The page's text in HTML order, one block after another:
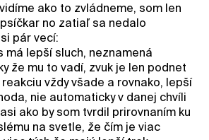
ako to zvládneme, som len
no zatiaľ sa nedalo
pár vecí:
má lepší sluch, neznamená
že mu to vadí, zvuk je len podnet
vždy všade a rovnako, lepší
nie automaticky v danej chvíli
ako by som tvrdil prirovnaním ku
na svetle, že čím je viac